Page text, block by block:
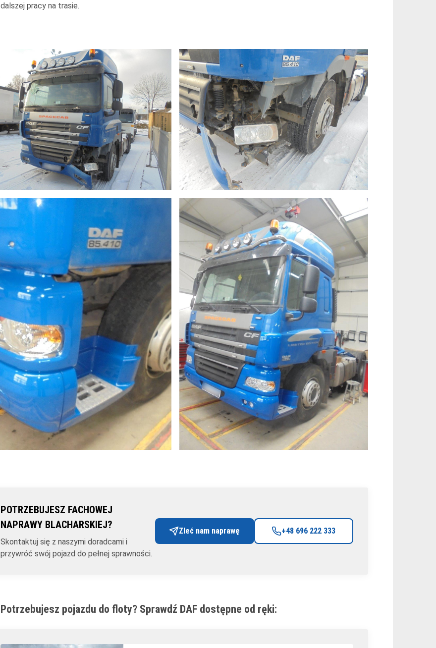
dalszej pracy na trasie.
POTRZEBUJESZ FACHOWEJ
NAPRAWY BLACHARSKIEJ?
Skontaktuj się z naszymi doradcami i
przywróć swój pojazd do pełnej sprawności.
Zleć nam naprawę +48 696 222 333
Potrzebujesz pojazdu do floty? Sprawdź DAF dostępne od ręki: